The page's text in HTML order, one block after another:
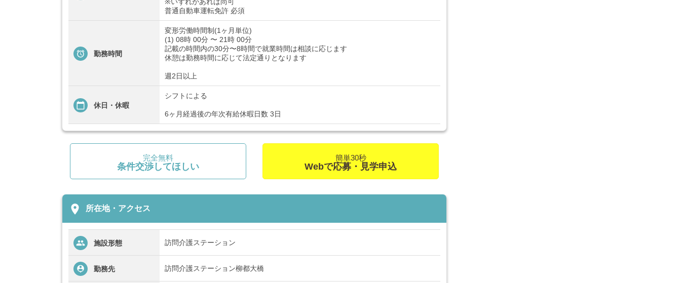
普通自動車運転免許 必須
勤務時間
変形労働時間制(1ヶ月単位)
(1) 08時 00分 〜 21時 00分
記載の時間内の30分〜8時間で就業時間は相談に応じます
休憩は勤務時間に応じて法定通りとなります
週2日以上
休日・休暇
シフトによる
6ヶ月経過後の年次有給休暇日数 3日
完全無料
条件交渉してほしい
簡単30秒
Webで応募・見学申込
place 所在地・アクセス
施設形態 訪問介護ステーション
勤務先 訪問介護ステーション柳都大橋